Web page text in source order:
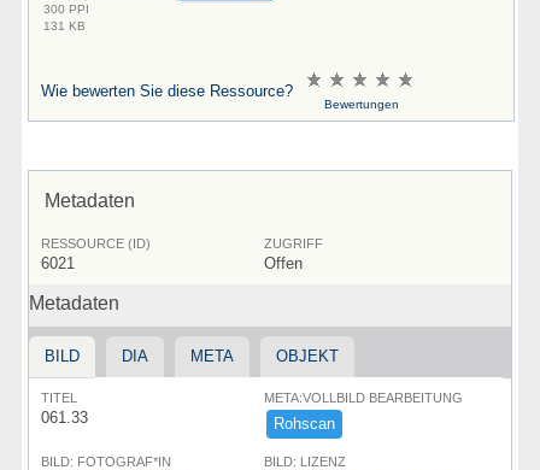
300 PPI
131 KB
Wie bewerten Sie diese Ressource?
Bewertungen
Metadaten
RESSOURCE (ID)
6021
ZUGRIFF
Offen
Metadaten
BILD DIA META OBJEKT
TITEL
061.33
META:VOLLBILD BEARBEITUNG
Rohscan
BILD: FOTOGRAF*IN BILD: LIZENZ